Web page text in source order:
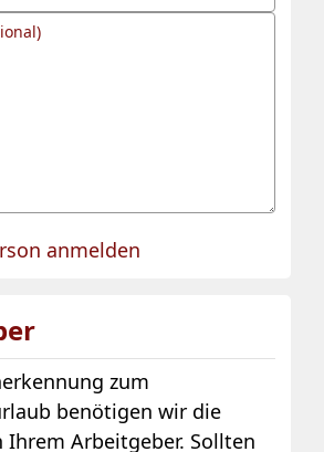
eine Person angelegt.
anmelden
zum
benötigen wir die
Ihrem Arbeitgeber. Sollten